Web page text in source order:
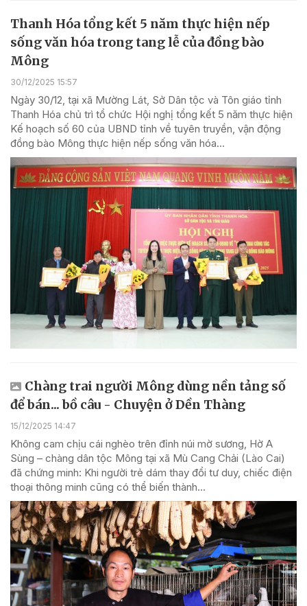
Thanh Hóa tổng kết 5 năm thực hiện nếp
sống văn hóa trong tang lễ của đồng bào
Mông
30/12/2025 15:57
Ngày 30/12, tại xã Mường Lát, Sở Dân tộc và Tôn giáo tỉnh
Thanh Hóa chủ trì tổ chức Hội nghị tổng kết 5 năm thực hiện
Kế hoạch số 60 của UBND tỉnh về tuyên truyền, vận động
đồng bào Mông thực hiện nếp sống văn hóa...
Chàng trai người Mông dùng nền tảng số
để bán... bồ câu - Chuyện ở Dền Thàng
15/12/2025 14:47
Không cam chịu cái nghèo trên đỉnh núi mờ sương, Hờ A
Sùng – chàng dân tộc Mông tại xã Mù Cang Chải (Lào Cai)
đã chứng minh: Khi người trẻ dám thay đổi tư duy, chiếc điện
thoại thông minh cũng có thể biến thành...